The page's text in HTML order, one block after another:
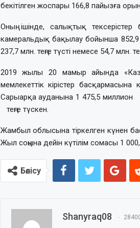
бекітілген жоспары 166,8 пайызға
Оның ішінде, салықтық
камеральдық бақылау бойынша 852,9
237,7 млн. теңге түсті немесе 54,7 млн.
2019 жылы 20 мамыр айында
мемлекеттік кірістер басқармасына
Сарыарқа ауданына 1 475,5 миллион
теңге түскен.
Жамбыл облысына тіркелген күнен
Жыл соңына дейін күтілім сомасы 1
Бөлісу
Shanyraq08